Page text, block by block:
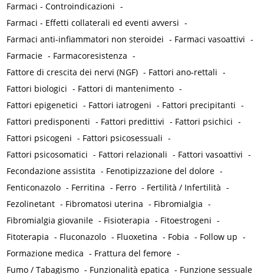
Farmaci - Controindicazioni -
Farmaci - Effetti collaterali ed eventi avversi -
Farmaci anti-infiammatori non steroidei - Farmaci vasoattivi -
Farmacie - Farmacoresistenza -
Fattore di crescita dei nervi (NGF) - Fattori ano-rettali -
Fattori biologici - Fattori di mantenimento -
Fattori epigenetici - Fattori iatrogeni - Fattori precipitanti -
Fattori predisponenti - Fattori predittivi - Fattori psichici -
Fattori psicogeni - Fattori psicosessuali -
Fattori psicosomatici - Fattori relazionali - Fattori vasoattivi -
Fecondazione assistita - Fenotipizzazione del dolore -
Fenticonazolo - Ferritina - Ferro - Fertilità / Infertilità -
Fezolinetant - Fibromatosi uterina - Fibromialgia -
Fibromialgia giovanile - Fisioterapia - Fitoestrogeni -
Fitoterapia - Fluconazolo - Fluoxetina - Fobia - Follow up -
Formazione medica - Frattura del femore -
Fumo / Tabagismo - Funzionalità epatica - Funzione sessuale